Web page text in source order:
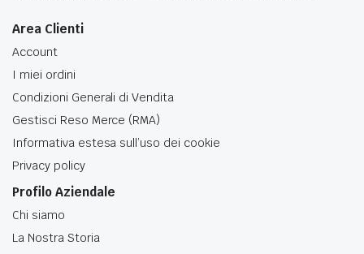
Area Clienti
Account
I miei ordini
Condizioni Generali di Vendita
Gestisci Reso Merce (RMA)
Informativa estesa sull’uso dei cookie
Privacy policy
Profilo Aziendale
Chi siamo
La Nostra Storia